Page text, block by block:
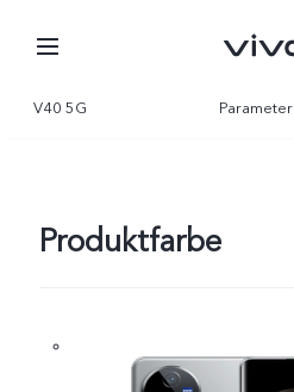
V40 5G Parameter
Produktfarbe